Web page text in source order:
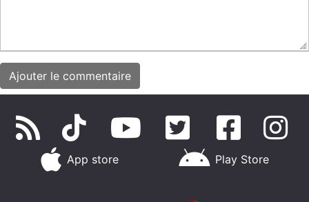
App store Play Store